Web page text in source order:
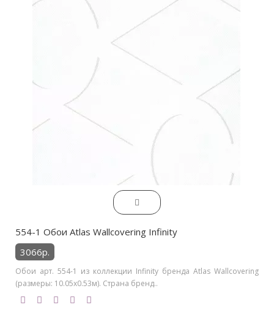
554-1 Обои Atlas Wallcovering Infinity
3066р.
Обои арт. 554-1 из коллекции Infinity бренда Atlas Wallcovering
(размеры: 10.05х0.53м). Страна бренд..